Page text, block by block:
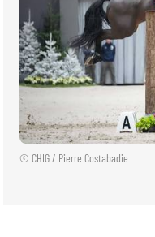
© CHIG / Pierre Costabadie